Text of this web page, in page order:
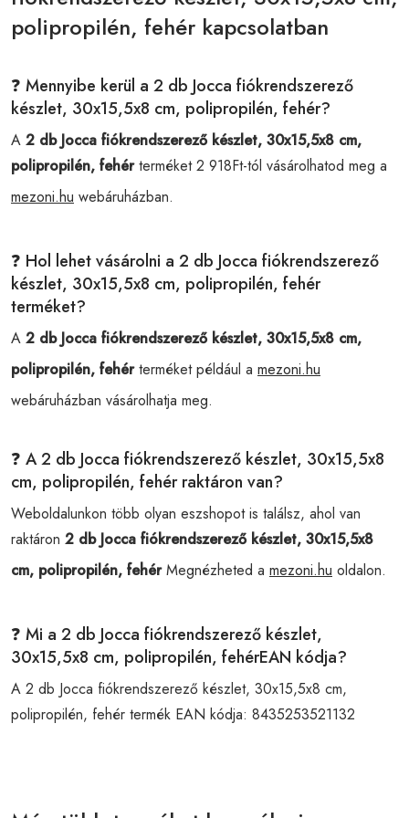
polipropilén, fehér kapcsolatban
❓ Mennyibe kerül a 2 db Jocca fiókrendszerező
készlet, 30x15,5x8 cm, polipropilén, fehér?
A 2 db Jocca fiókrendszerező készlet, 30x15,5x8 cm,
polipropilén, fehérterméket 2 918Ft-tól vásárolhatod meg a
mezoni.hu webáruházban.
❓ Hol lehet vásárolni a 2 db Jocca fiókrendszerező
készlet, 30x15,5x8 cm, polipropilén, fehér
terméket?
A 2 db Jocca fiókrendszerező készlet, 30x15,5x8 cm,
polipropilén, fehérterméket például a mezoni.hu
webáruházban vásárolhatja meg.
❓ A 2 db Jocca fiókrendszerező készlet, 30x15,5x8
cm, polipropilén, fehér raktáron van?
Weboldalunkon több olyan eszshopot is találsz, ahol van
raktáron 2 db Jocca fiókrendszerező készlet, 30x15,5x8
cm, polipropilén, fehérMegnézheted a mezoni.hu oldalon.
❓ Mi a 2 db Jocca fiókrendszerező készlet,
30x15,5x8 cm, polipropilén, fehérEAN kódja?
A 2 db Jocca fiókrendszerező készlet, 30x15,5x8 cm,
polipropilén, fehér termék EAN kódja: 8435253521132